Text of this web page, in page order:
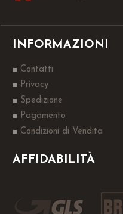
INFORMAZIONI
Contatti
Privacy
Spedizione
Pagamento
Condizioni di Vendita
AFFIDABILITÀ